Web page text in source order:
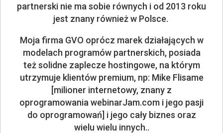
partnerski nie ma sobie równych i od 2013 roku
jest znany również w Polsce.
Moja firma GVO oprócz marek działających w
modelach programów partnerskich, posiada
też solidne zaplecze hostingowe, na którym
utrzymuje klientów premium, np: Mike Flisame
[milioner internetowy, znany z
oprogramowania webinarJam.com i jego pasji
do oprogramowań] i jego cały biznes oraz
wielu wielu innych..